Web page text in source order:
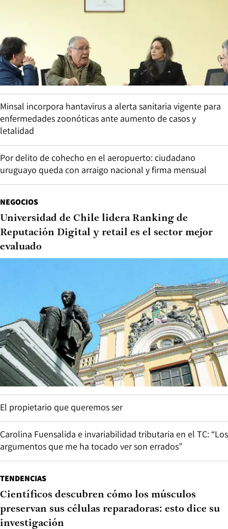
Minsal incorpora hantavirus a alerta sanitaria vigente para
enfermedades zoonóticas ante aumento de casos y
letalidad
Por delito de cohecho en el aeropuerto: ciudadano
uruguayo queda con arraigo nacional y firma mensual
NEGOCIOS
Universidad de Chile lidera Ranking de
Reputación Digital y retail es el sector mejor
evaluado
El propietario que queremos ser
Carolina Fuensalida e invariabilidad tributaria en el TC: “Los
argumentos que me ha tocado ver son errados”
TENDENCIAS
Científicos descubren cómo los músculos
preservan sus células reparadoras: esto dice su
investigación